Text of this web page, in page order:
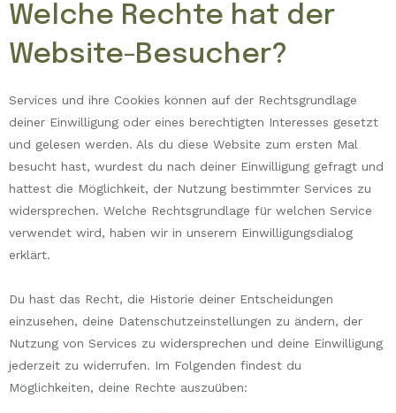
Welche Rechte hat der
Website-Besucher?
Services und ihre Cookies können auf der Rechtsgrundlage
deiner Einwilligung oder eines berechtigten Interesses gesetzt
und gelesen werden. Als du diese Website zum ersten Mal
besucht hast, wurdest du nach deiner Einwilligung gefragt und
hattest die Möglichkeit, der Nutzung bestimmter Services zu
widersprechen. Welche Rechtsgrundlage für welchen Service
verwendet wird, haben wir in unserem Einwilligungsdialog
erklärt.
Du hast das Recht, die Historie deiner Entscheidungen
einzusehen, deine Datenschutzeinstellungen zu ändern, der
Nutzung von Services zu widersprechen und deine Einwilligung
jederzeit zu widerrufen. Im Folgenden findest du
Möglichkeiten, deine Rechte auszuüben: